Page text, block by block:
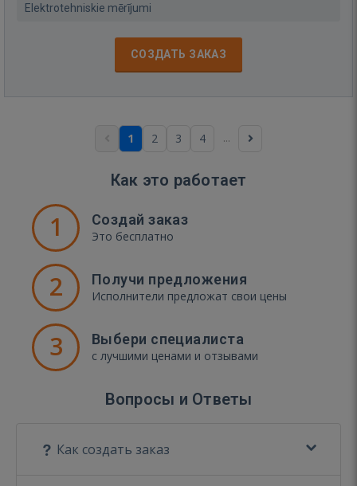
Elektrotehniskie mērījumi
СОЗДАТЬ ЗАКАЗ
1 2 3 4 ...
Как это работает
1 Создай заказ
Это бесплатно
2 Получи предложения
Исполнители предложат свои цены
3 Выбери специалиста
с лучшими ценами и отзывами
Вопросы и Ответы
Как создать заказ